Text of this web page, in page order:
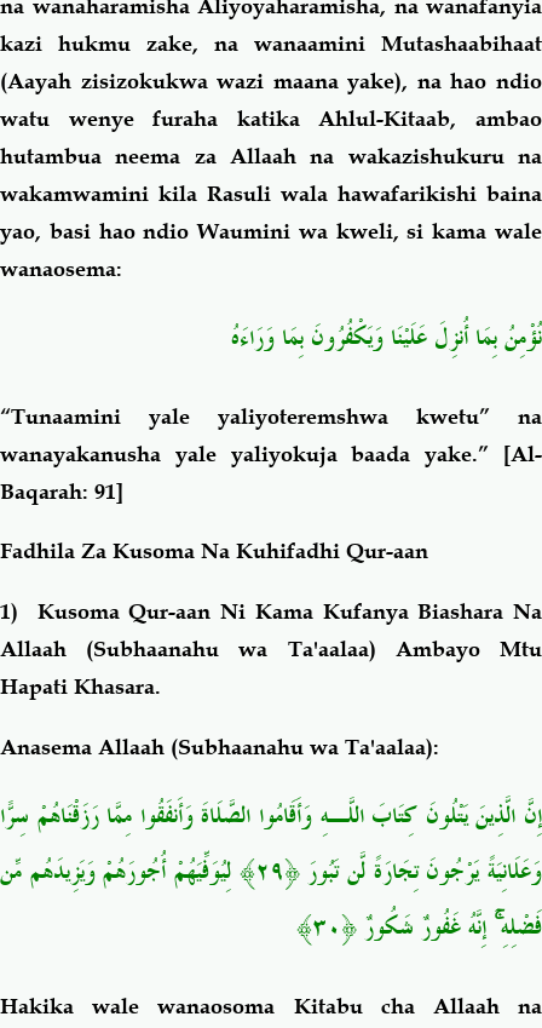
na wanaharamisha Aliyoyaharamisha, na wanafanyia
kazi hukmu zake, na wanaamini Mutashaabihaat
(Aayah zisizokukwa wazi maana yake), na hao ndio
watu wenye furaha katika Ahlul-Kitaab, ambao
hutambua neema za Allaah na wakazishukuru na
wakamwamini kila Rasuli wala hawafarikishi baina
yao, basi hao ndio Waumini wa kweli, si kama wale
wanaosema:
نُؤْمِنُ بِمَا أُنزِلَ عَلَيْنَا وَيَكْفُرُونَ بِمَا وَرَاءَهُ
“Tunaamini yale yaliyoteremshwa kwetu” na
wanayakanusha yale yaliyokuja baada yake.” [Al-
Baqarah: 91]
Fadhila Za Kusoma Na Kuhifadhi Qur-aan
1) Kusoma Qur-aan Ni Kama Kufanya Biashara Na
Allaah (Subhaanahu wa Ta'aalaa) Ambayo Mtu
Hapati Khasara.
Anasema Allaah (Subhaanahu wa Ta'aalaa):
إِنَّ الَّذِينَ يَتْلُونَ كِتَابَ اللَّـهِ وَأَقَامُوا الصَّلَاةَ وَأَنفَقُوا مِمَّا رَزَقْنَاهُمْ سِرًّا
وَعَلَانِيَةً يَرْجُونَ تِجَارَةً لَّن تَبُورَ ﴿٢٩﴾ لِيُوَفِّيَهُمْ أُجُورَهُمْ وَيَزِيدَهُم مِّن
فَضْلِهِ ۚ إِنَّهُ غَفُورٌ شَكُورٌ ﴿٣٠﴾
Hakika wale wanaosoma Kitabu cha Allaah na